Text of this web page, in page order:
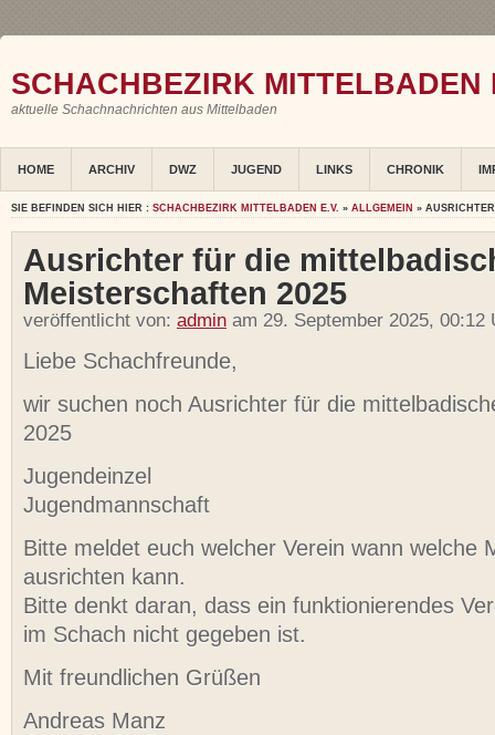
SCHACHBEZIRK MITTELBADEN
aktuelle Schachnachrichten aus Mittelbaden
HOME ARCHIV DWZ JUGEND LINKS CHRONIK
SIE BEFINDEN SICH HIER : SCHACHBEZIRK MITTELBADEN E.V. » ALLGEMEIN »
Ausrichter für die
Meisterschaften 2025
veröffentlicht von: admin am 29. September 2025,
Liebe Schachfreunde,
wir suchen noch Ausrichter für die
2025
Jugendeinzel
Jugendmannschaft
Bitte meldet euch welcher Verein wann welche
ausrichten kann.
Bitte denkt daran, dass ein funktionierendes
im Schach nicht gegeben ist.
Mit freundlichen Grüßen
Andreas Manz